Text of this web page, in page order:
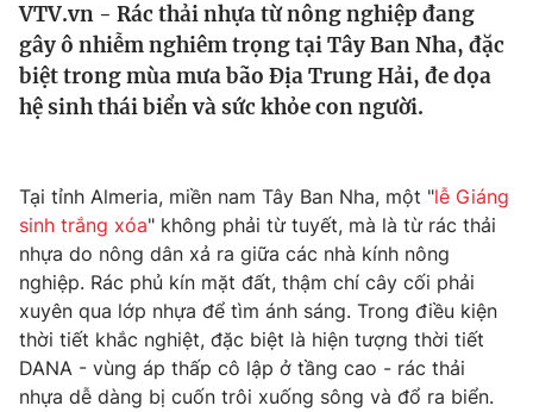
Thế giới
Tin tức
Thế giới đó đây
Kinh tế
Thị trường
Góc doanh nghiệp
Truyền hình
Phim VTV
Hậu trường
Nhân vật
Giải trí
Điện ảnh
Âm nhạc
Đời sống
VTV.vn - Rác thải nhựa từ nông nghiệp đang
gây ô nhiễm nghiêm trọng tại Tây Ban Nha, đặc
biệt trong mùa mưa bão Địa Trung Hải, đe dọa
hệ sinh thái biển và sức khỏe con người.
Tại tỉnh Almeria, miền nam Tây Ban Nha, một "lễ Giáng
sinh trắng xóa" không phải từ tuyết, mà là từ rác thải
nhựa do nông dân xả ra giữa các nhà kính nông
nghiệp. Rác phủ kín mặt đất, thậm chí cây cối phải
xuyên qua lớp nhựa để tìm ánh sáng. Trong điều kiện
thời tiết khắc nghiệt, đặc biệt là hiện tượng thời tiết
DANA - vùng áp thấp cô lập ở tầng cao - rác thải
nhựa dễ dàng bị cuốn trôi xuống sông và đổ ra biển.